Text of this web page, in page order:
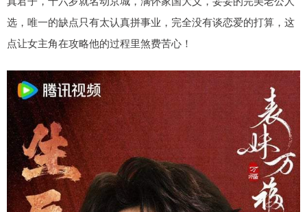
选，唯一的缺点只有太认真拼事业，完全没有谈恋爱的打算，这
点让女主角在攻略他的过程里煞费苦心！